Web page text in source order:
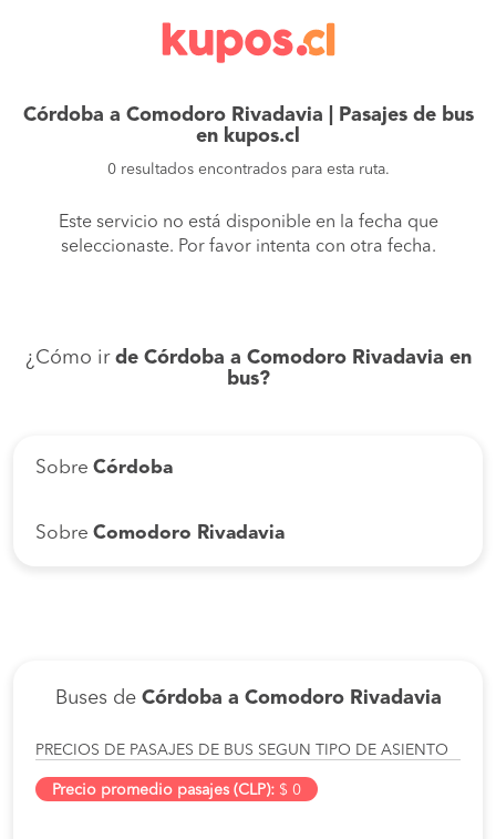
Córdoba a Comodoro Rivadavia | Pasajes de bus
en kupos.cl
0 resultados encontrados para esta ruta.
Este servicio no está disponible en la fecha que
seleccionaste. Por favor intenta con otra fecha.
¿Cómo ir de Córdoba a Comodoro Rivadavia en
bus?
Sobre Córdoba
Sobre Comodoro Rivadavia
Buses de Córdoba a Comodoro Rivadavia
PRECIOS DE PASAJES DE BUS SEGUN TIPO DE ASIENTO
Precio promedio pasajes (CLP): $ 0